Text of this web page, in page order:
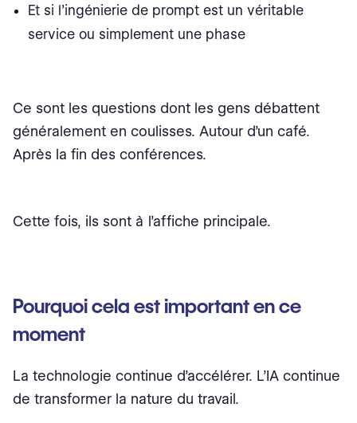
Et si l’ingénierie de prompt est un véritable
service ou simplement une phase
Ce sont les questions dont les gens débattent
généralement en coulisses. Autour d’un café.
Après la fin des conférences.
Cette fois, ils sont à l’affiche principale.
Pourquoi cela est important en ce
moment
La technologie continue d’accélérer. L’IA continue
de transformer la nature du travail.